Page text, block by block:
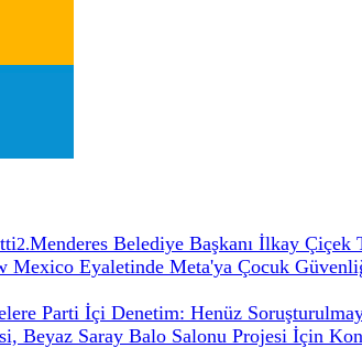
2.Menderes Belediye Başkanı İlkay
Mexico Eyaletinde Meta'ya Çocuk
Parti İçi Denetim: Henüz
Beyaz Saray Balo Salonu Projesi İçin